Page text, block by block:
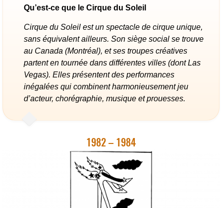
Qu’est-ce que le Cirque du Soleil
Cirque du Soleil est un spectacle de cirque unique,
sans équivalent ailleurs. Son siège social se trouve
au Canada (Montréal), et ses troupes créatives
partent en tournée dans différentes villes (dont Las
Vegas). Elles présentent des performances
inégalées qui combinent harmonieusement jeu
d’acteur, chorégraphie, musique et prouesses.
1982 – 1984